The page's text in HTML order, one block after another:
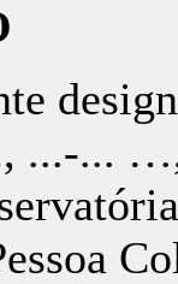
...-...